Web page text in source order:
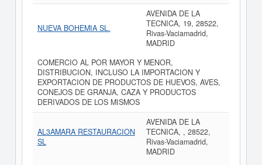
NUEVA BOHEMIA SL.
AVENIDA DE LA
TECNICA, 19, 28522,
Rivas-Vaciamadrid,
MADRID
COMERCIO AL POR MAYOR Y MENOR,
DISTRIBUCION, INCLUSO LA IMPORTACION Y
EXPORTACION DE PRODUCTOS DE HUEVOS, AVES,
CONEJOS DE GRANJA, CAZA Y PRODUCTOS
DERIVADOS DE LOS MISMOS
AL3AMARA RESTAURACION
SL
AVENIDA DE LA
TECNICA, , 28522,
Rivas-Vaciamadrid,
MADRID